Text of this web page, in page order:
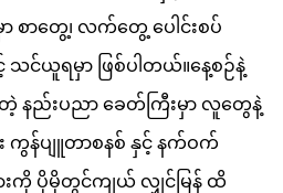
ာ စာတွေ့၊ လက်တွေ့ ပေါင်းစပ်
သင်ယူရမှာ ဖြစ်ပါတယ်။နေ့စဉ်နဲ့
နည်းပညာ ခေတ်ကြီးမှာ လူတွေနဲ့
း ကွန်ပျူတာစနစ် နှင့် နက်ဝက်
းကို ပိုမိုတွင်ကျယ် လျှင်မြန် ထိ